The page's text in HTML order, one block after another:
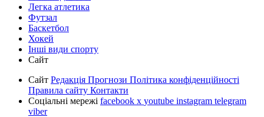
Легка атлетика
Футзал
Баскетбол
Хокей
Інші види спорту
Сайт
Сайт Редакція Прогнози Політика конфіденційності
Правила сайту Контакти
Соціальні мережі facebook x youtube instagram telegram
viber